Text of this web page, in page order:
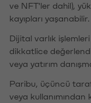
ve NFT'ler dahil),
kayıpları yaşanabilir.
Dijital varlık
dikkatlice
veya yatırım
Paribu, üçüncü
veya